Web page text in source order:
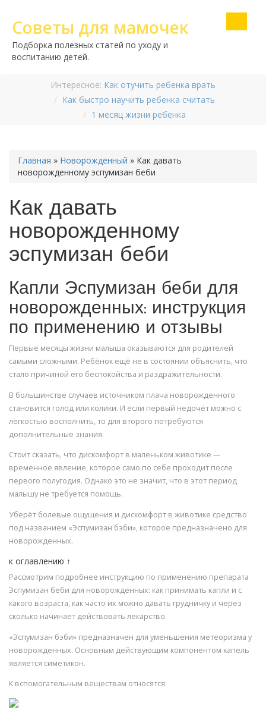
Советы для мамочек
Подборка полезных статей по уходу и
воспитанию детей.
Интересное: Как отучить ребенка врать
Как быстро научить ребенка считать
1 месяц жизни ребенка
Главная » Новорожденный » Как давать
новорожденному эспумизан беби
Как давать
новорожденному
эспумизан беби
Капли Эспумизан беби для
новорожденных: инструкция
по применению и отзывы
Первые месяцы жизни малыша оказываются для родителей
самыми сложными. Ребёнок ещё не в состоянии объяснить, что
стало причиной его беспокойства и раздражительности.
В большинстве случаев источником плача новорожденного
становится голод или колики. И если первый недочёт можно с
лёгкостью восполнить, то для второго потребуются
дополнительные знания.
Стоит сказать, что дискомфорт в маленьком животике —
временное явление, которое само по себе проходит после
первого полугодия. Однако это не значит, что в этот период
малышу не требуется помощь.
Уберёт болевые ощущения и дискомфорт в животике средство
под названием «Эспумизан бэби», которое предназначено для
новорожденных.
к оглавлению ↑
Рассмотрим подробнее инструкцию по применению препарата
Эспумизан беби для новорожденных: как принимать капли и с
какого возраста, как часто их можно давать грудничку и через
сколько начинает действовать лекарство.
«Эспумизан бэби» предназначен для уменьшения метеоризма у
новорожденных. Основным действующим компонентом капель
является симетикон.
К вспомогательным веществам относятся: